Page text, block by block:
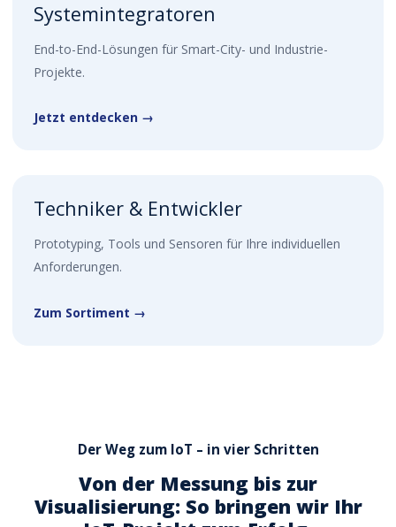
Systemintegratoren
End-to-End-Lösungen für Smart-City- und Industrie-
Projekte.
Jetzt entdecken →
Techniker & Entwickler
Prototyping, Tools und Sensoren für Ihre individuellen
Anforderungen.
Zum Sortiment →
Der Weg zum IoT – in vier Schritten
Von der Messung bis zur
Visualisierung: So bringen wir Ihr